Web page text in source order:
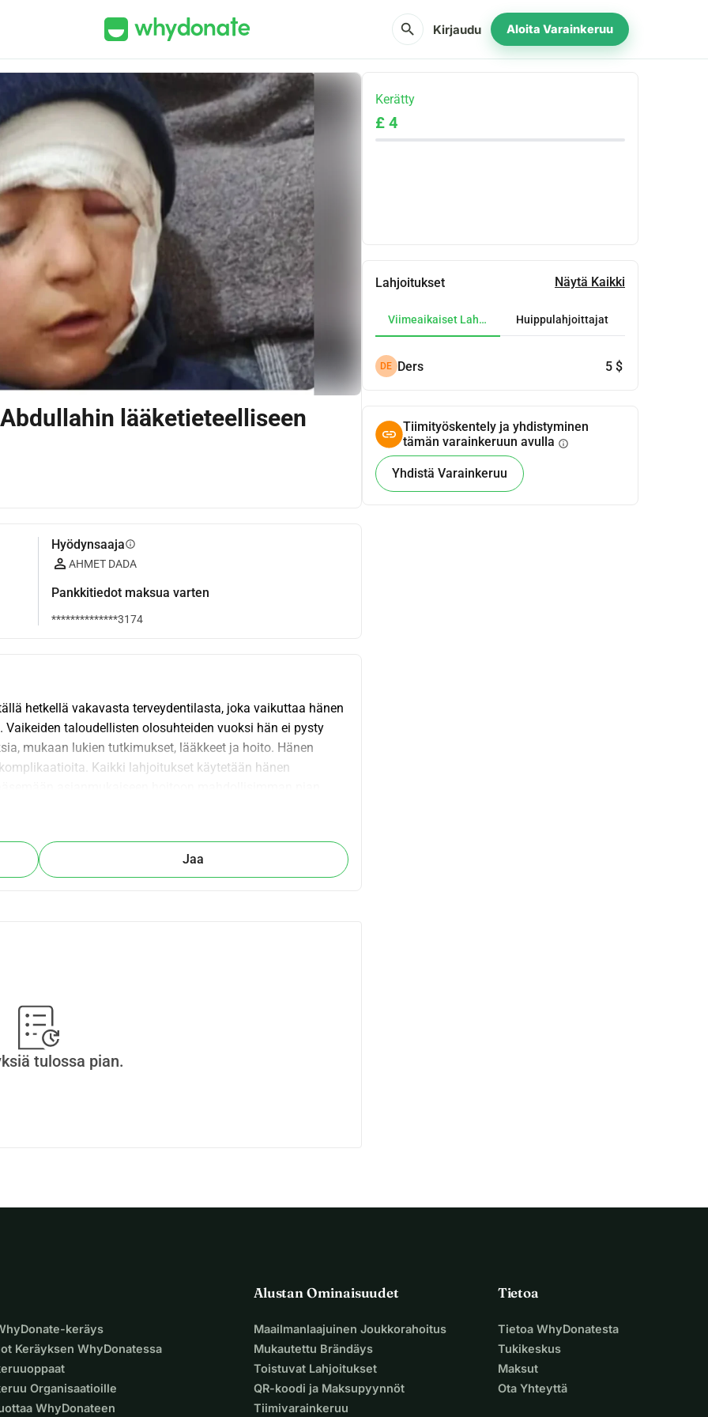
search Kirjaudu Aloita Varainkeruu
lääketieteelliseen
Hyödynsaajainfo
AHMET DADA
Pankkitiedot maksua varten
**************3174
hetkellä vakavasta terveydentilasta, joka vaikuttaa hänen
taloudellisten olosuhteiden vuoksi hän ei pysty
mukaan lukien tutkimukset, lääkkeet ja hoito. Hänen
Kaikki lahjoitukset käytetään hänen
todellisen eron hänen kärsimyksensä lievittämisessä ja
Jaa
tulossa pian.
Kerätty
£ 4
Lahjoitukset Näytä Kaikki
Viimeaikaiset LahjoituksetHuippulahjoittajat
DE Ders 5 $
Tiimityöskentely ja yhdistyminen
tämän varainkeruun avulla info
Yhdistä Varainkeruu
keräys
Keräyksen WhyDonatessa
Organisaatioille
WhyDonateen
Alustan Ominaisuudet
Maailmanlaajuinen Joukkorahoitus
Mukautettu Brändäys
Toistuvat Lahjoitukset
QR-koodi ja Maksupyynnöt
Tiimivarainkeruu
Tietoa
Tietoa WhyDonatesta
Tukikeskus
Maksut
Ota Yhteyttä